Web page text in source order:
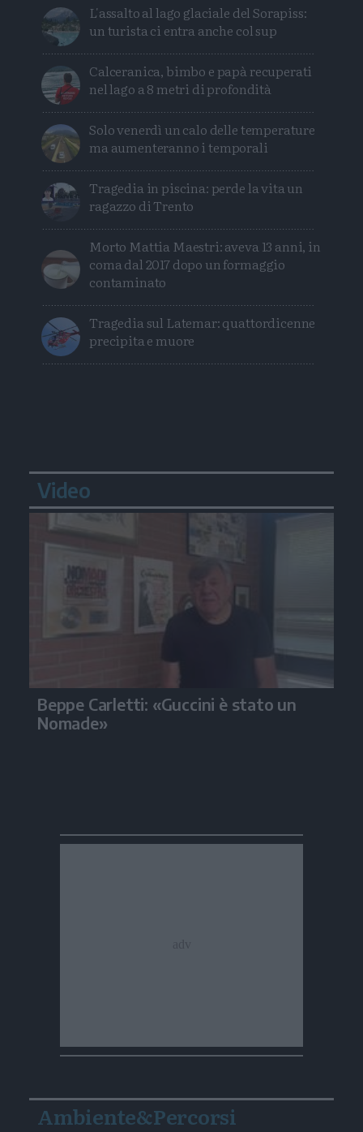
L'assalto al lago glaciale del Sorapiss:
un turista ci entra anche col sup
Calceranica, bimbo e papà recuperati
nel lago a 8 metri di profondità
Solo venerdì un calo delle temperature
ma aumenteranno i temporali
Tragedia in piscina: perde la vita un
ragazzo di Trento
Morto Mattia Maestri: aveva 13 anni, in
coma dal 2017 dopo un formaggio
contaminato
Tragedia sul Latemar: quattordicenne
precipita e muore
Video
Beppe Carletti: «Guccini è stato un
Nomade»
Ambiente&Percorsi